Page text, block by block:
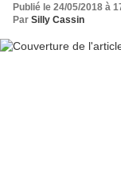
Publié le 24/05/2018 à
Par Silly Cassin